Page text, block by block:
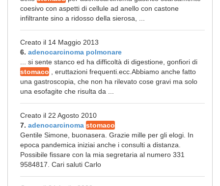
coesivo con aspetti di cellule ad anello con castone
infiltrante sino a ridosso della sierosa, ...
Creato il 14 Maggio 2013
6. adenocarcinoma polmonare
... si sente stanco ed ha difficoltà di digestione, gonfiori di
stomaco , eruttazioni frequenti.ecc.Abbiamo anche fatto
una gastroscopia, che non ha rilevato cose gravi ma solo
una esofagite che risulta da ...
Creato il 22 Agosto 2010
7. adenocarcinoma stomaco
Gentile Simone, buonasera. Grazie mille per gli elogi. In
epoca pandemica iniziai anche i consulti a distanza.
Possibile fissare con la mia segretaria al numero 331
9584817. Cari saluti Carlo